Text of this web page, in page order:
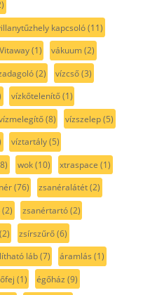
kapcsoló(11)
Vitaway(1) vákuum(2)
(2) vízcső(3)
vízkőtelenítő(1)
(8) vízszelep(5)
víztartály(5)
wok(10) xtraspace (1)
(76) zsanéralátét(2)
(2) zsanértartó(2)
zsírszűrő(6)
láb(7) áramlás (1)
(1) égőház (9)